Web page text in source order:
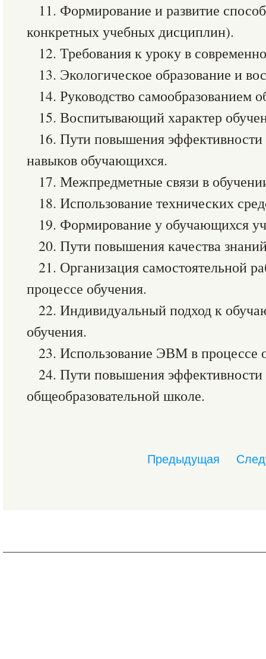
11. Формирование и развитие
конкретных учебных дисциплин).
12. Требования к уроку в
13. Экологическое образование и
14. Руководство самообразованием
15. Воспитывающий характер
16. Пути повышения
навыков обучающихся.
17. Межпредметные связи в
18. Использование технических
19. Формирование у обучающихся
20. Пути повышения качества
21. Организация самостоятельной
процессе обучения.
22. Индивидуальный подход к
обучения.
23. Использование ЭВМ в процессе
24. Пути повышения эффективности
общеобразовательной школе.
Предыдущая